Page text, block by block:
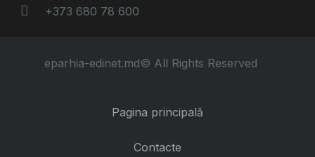
+373 680 78 600
eparhia-edinet.md© All Rights Reserved
Pagina principală
Contacte